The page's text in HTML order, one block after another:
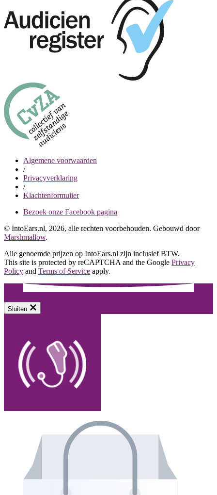
Algemene voorwaarden
/
Privacyverklaring
/
Klachtenformulier
Bezoek onze Facebook pagina
© IntoEars.nl, 2026, alle rechten voorbehouden. Gebouwd door
Marshmallow.
Alle genoemde prijzen op IntoEars.nl zijn inclusief BTW.
This site is protected by reCAPTCHA and the Google Privacy
Policy and Terms of Service apply.
Sluiten